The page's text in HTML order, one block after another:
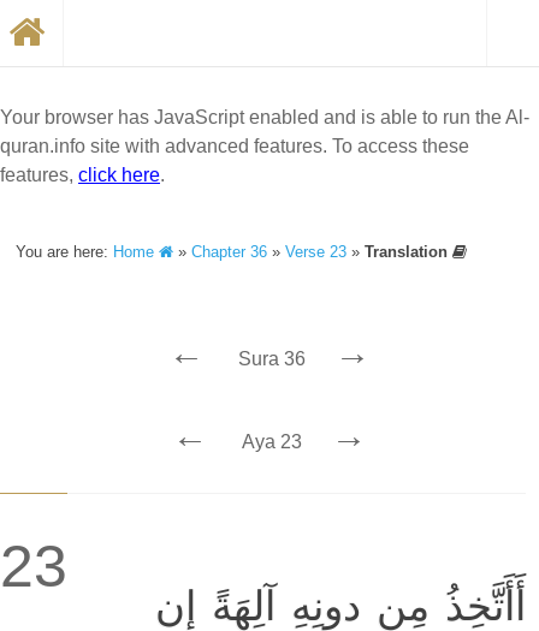
Your browser has JavaScript enabled and is able to run the Al-
quran.info site with advanced features. To access these
features, click here.
You are here: Home »Chapter 36 »Verse 23 »Translation
← Sura 36 →
← Aya 23 →
23
أَأَتَّخِذُ مِن دونِهِ آلِهَةً إِن